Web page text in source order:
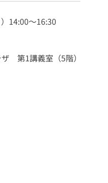
14:00～16:30
第1講義室（5階）